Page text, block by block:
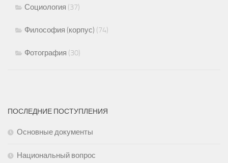
Социология (37)
Философия (корпус) (74)
Фотография (30)
ПОСЛЕДНИЕ ПОСТУПЛЕНИЯ
Основные документы
Национальный вопрос